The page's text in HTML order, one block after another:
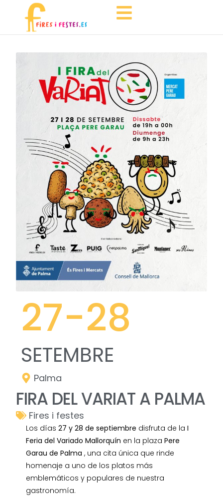
27-28
SETEMBRE
Palma
FIRA DEL VARIAT A PALMA
Fires i festes
Los días27 y 28 de septiembre disfruta de laI
Feria del Variado Mallorquín en la plazaPere
Garau de Palma , una cita única que rinde
homenaje a uno de los platos más
emblemáticos y populares de nuestra
gastronomía.